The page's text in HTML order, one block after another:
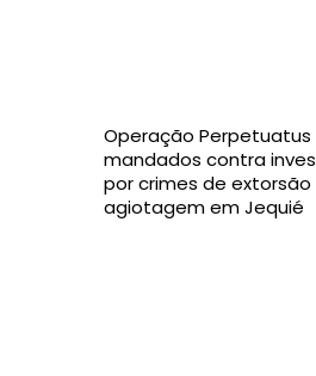
Operação Perpetuatus
mandados contra
por crimes de extorsão
agiotagem em Jequié